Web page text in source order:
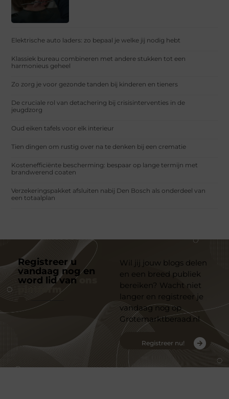
Elektrische auto laders: zo bepaal je welke jij nodig hebt
Klassiek bureau combineren met andere stukken tot een
harmonieus geheel
Zo zorg je voor gezonde tanden bij kinderen en tieners
De cruciale rol van detachering bij crisisinterventies in de
jeugdzorg
Oud eiken tafels voor elk interieur
Tien dingen om rustig over na te denken bij een crematie
Kostenefficiënte bescherming: bespaar op lange termijn met
brandwerend coaten
Verzekeringspakket afsluiten nabij Den Bosch als onderdeel van
een totaalplan
Registreer u
vandaag nog en
word lid van
platform
Wil jij jouw blogs delen
en een breed publiek
bereiken? Wacht niet
langer en registreer je
vandaag nog op
Grotemarktberaad.nl
Registreer nu!